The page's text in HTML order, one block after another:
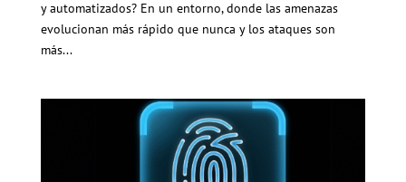
y automatizados? En un entorno, donde las amenazas
evolucionan más rápido que nunca y los ataques son
más...